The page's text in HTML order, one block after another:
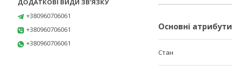
Основні атрибути
Стан
+380960706061
+380960706061
+380960706061